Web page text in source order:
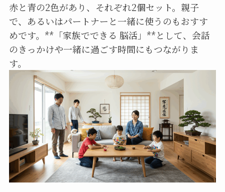
赤と青の2色があり、それぞれ2個セット。親子
で、あるいはパートナーと一緒に使うのもおすす
めです。**「家族でできる 脳活」**として、会話
のきっかけや一緒に過ごす時間にもつながりま
す。